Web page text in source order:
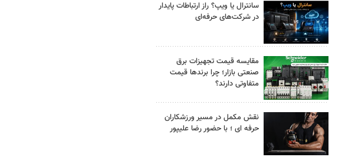
سانترال یا ویپ؟ راز ارتباطات پایدار
در شرکت‌های حرفه‌ای
مقایسه قیمت تجهیزات برق
صنعتی بازار؛ چرا برندها قیمت
متفاوتی دارند؟
نقش مکمل در مسیر ورزشکاران
حرفه ای ؛ با حضور رضا علیپور